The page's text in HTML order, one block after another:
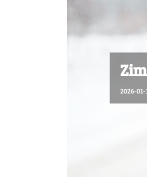
2026-01-